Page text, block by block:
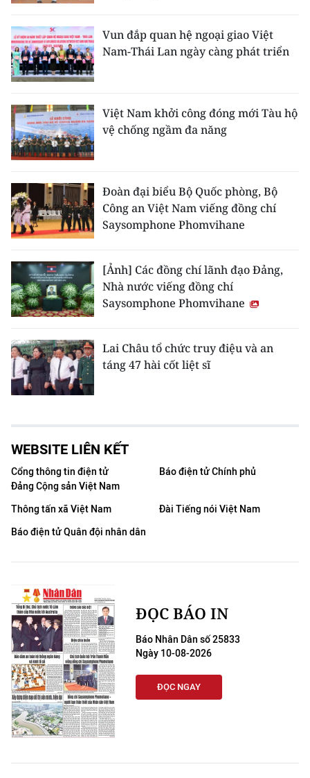
Vun đắp quan hệ ngoại giao Việt
Nam-Thái Lan ngày càng phát triển
Việt Nam khởi công đóng mới Tàu hộ
vệ chống ngầm đa năng
Đoàn đại biểu Bộ Quốc phòng, Bộ
Công an Việt Nam viếng đồng chí
Saysomphone Phomvihane
[Ảnh] Các đồng chí lãnh đạo Đảng,
Nhà nước viếng đồng chí
Saysomphone Phomvihane
Lai Châu tổ chức truy điệu và an
táng 47 hài cốt liệt sĩ
WEBSITE LIÊN KẾT
Cổng thông tin điện tử
Đảng Cộng sản Việt Nam
Báo điện tử Chính phủ
Thông tấn xã Việt Nam
Đài Tiếng nói Việt Nam
Báo điện tử Quân đội nhân dân
ĐỌC BÁO IN
Báo Nhân Dân số 25833
Ngày 10-08-2026
ĐỌC NGAY